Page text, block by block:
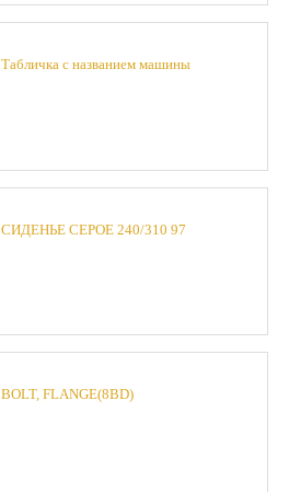
Табличка с названием машины
СИДЕНЬЕ СЕРОЕ 240/310 97
BOLT, FLANGE(8BD)